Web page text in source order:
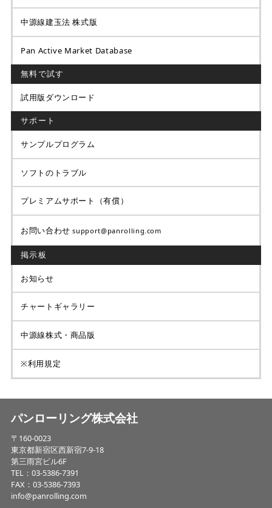
中源線建玉法 株式版
Pan Active Market Database
無料で試す
試用版ダウンロード
サポート
サンプルプログラム
ソフトのトラブル
プレミアムサポート（有償）
お問い合わせsupport@panrolling.com
掲示板
お知らせ
チャートギャラリー
中源線株式・商品版
※利用規定
パンローリング株式会社
〒160-0023
東京都新宿区西新宿7-9-18
第三雨宮ビル6F
TEL：03-5386-7391
FAX：03-5386-7393
info@panrolling.com